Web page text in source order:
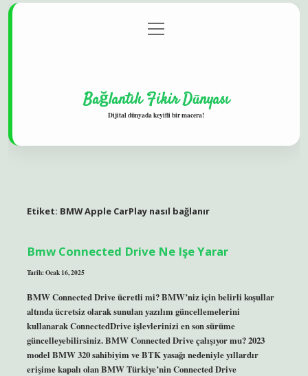
Gizlilik Politikası
menüyü
aç
Bağlantılı Fikir Dünyası
Dijital dünyada keyifli bir macera!
Etiket: BMW Apple CarPlay nasıl bağlanır
Bmw Connected Drive Ne Işe Yarar
Tarih: Ocak 16, 2025
BMW Connected Drive ücretli mi? BMW’niz için belirli koşullar
altında ücretsiz olarak sunulan yazılım güncellemelerini
kullanarak ConnectedDrive işlevlerinizi en son sürüme
güncelleyebilirsiniz. BMW Connected Drive çalışıyor mu? 2023
model BMW 320 sahibiyim ve BTK yasağı nedeniyle yıllardır
erişime kapalı olan BMW Türkiye’nin Connected Drive